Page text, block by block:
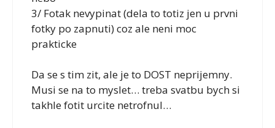
3/ Fotak nevypinat (dela to totiz jen u prvni
fotky po zapnuti) coz ale neni moc
prakticke
Da se s tim zit, ale je to DOST neprijemny.
Musi se na to myslet… treba svatbu bych si
takhle fotit urcite netrofnul…